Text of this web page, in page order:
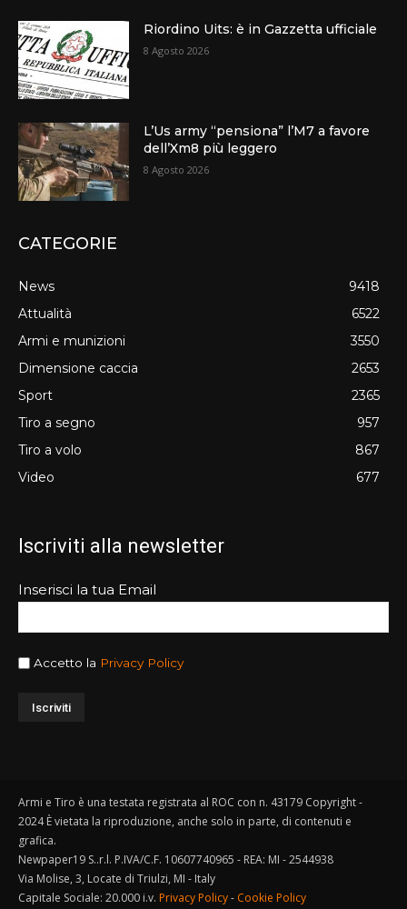
Riordino Uits: è in Gazzetta ufficiale
8 Agosto 2026
L’Us army “pensiona” l’M7 a favore
dell’Xm8 più leggero
8 Agosto 2026
CATEGORIE
News
9418
Attualità
6522
Armi e munizioni
3550
Dimensione caccia
2653
Sport
2365
Tiro a segno
957
Tiro a volo
867
Video
677
Iscriviti alla newsletter
Inserisci la tua Email
Accetto la Privacy Policy
Armi e Tiro è una testata registrata al ROC con n. 43179 Copyright -
2024 È vietata la riproduzione, anche solo in parte, di contenuti e
grafica.
Newpaper19 S..r.l. P.IVA/C.F. 10607740965 - REA: MI - 2544938
Via Molise, 3, Locate di Triulzi, MI - Italy
Capitale Sociale: 20.000 i.v. Privacy Policy- Cookie Policy